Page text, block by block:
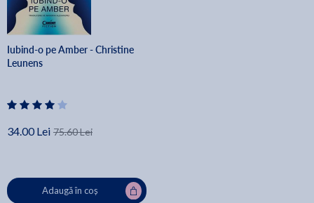
Iubind-o pe Amber - Christine
Leunens
34.00 Lei 75.60 Lei
Adaugă în coș